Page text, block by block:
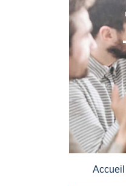
Accueil